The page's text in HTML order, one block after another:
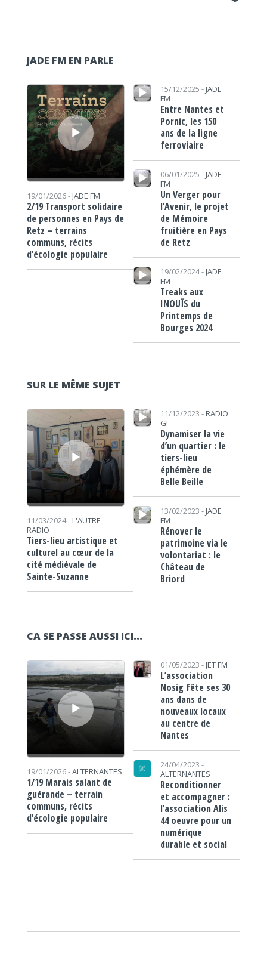
JADE FM EN PARLE
Lecteur audio
19/01/2026 - JADE FM
2/19 Transport solidaire
de personnes en Pays de
Retz – terrains
communs, récits
d’écologie populaire
Lecteur audio 15/12/2025 - JADE
FM
Entre Nantes et
Pornic, les 150
ans de la ligne
ferroviaire
Lecteur audio
06/01/2025 - JADE
FM
Un Verger pour
l’Avenir, le projet
de Mémoire
fruitière en Pays
de Retz
Lecteur audio
19/02/2024 - JADE
FM
Treaks aux
INOUÏS du
Printemps de
Bourges 2024
SUR LE MÊME SUJET
Lecteur audio
11/03/2024 - L'AUTRE
RADIO
Tiers-lieu artistique et
culturel au cœur de la
cité médiévale de
Sainte-Suzanne
Lecteur audio 11/12/2023 - RADIO
G!
Dynamiser la vie
d’un quartier : le
tiers-lieu
éphémère de
Belle Beille
Lecteur audio
13/02/2023 - JADE
FM
Rénover le
patrimoine via le
volontariat : le
Château de
Briord
CA SE PASSE AUSSI ICI...
Lecteur audio
19/01/2026 -ALTERNANTES
1/19 Marais salant de
guérande – terrain
communs, récits
d’écologie populaire
01/05/2023 - JET FM
L’association
Nosig fête ses 30
ans dans de
nouveaux locaux
au centre de
Nantes
24/04/2023 -
ALTERNANTES
Reconditionner
et accompagner :
l’association Alis
44 oeuvre pour un
numérique
durable et social